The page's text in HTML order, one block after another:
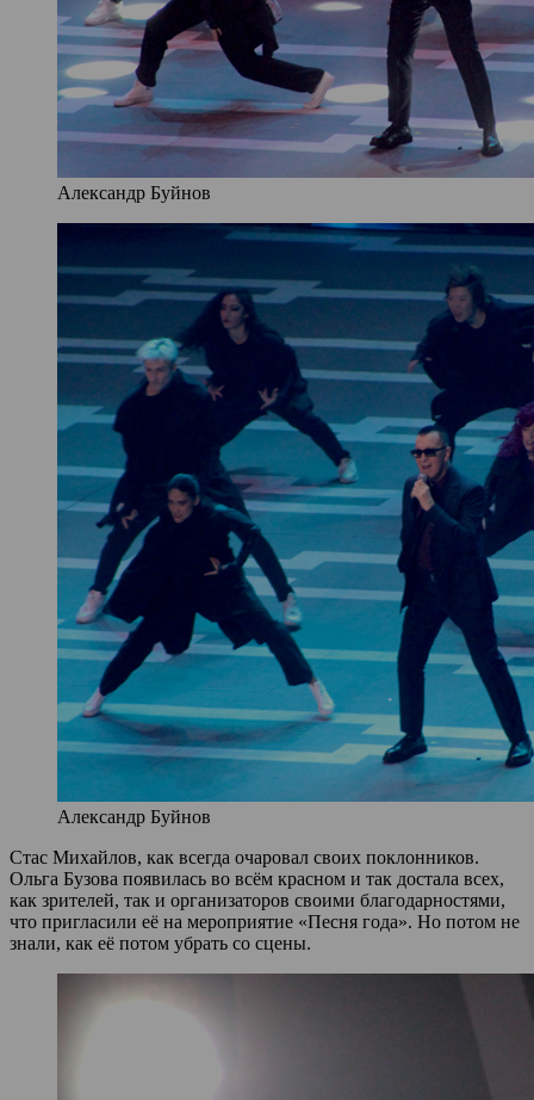
Александр Буйнов
Александр Буйнов
Стас Михайлов, как всегда очаровал своих поклонников.
Ольга Бузова появилась во всём красном и так достала всех,
как зрителей, так и организаторов своими благодарностями,
что пригласили её на мероприятие «Песня года». Но потом не
знали, как её потом убрать со сцены.